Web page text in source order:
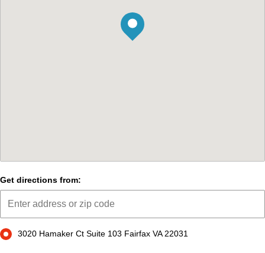
Get directions from:
3020 Hamaker Ct Suite 103 Fairfax VA 22031